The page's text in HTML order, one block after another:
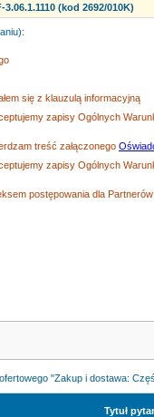
(kod 2692/010K)
się z klauzulą informacyjną
zapisy Ogólnych
treść załączonego
zapisy Ogólnych
postępowania dla
"Zakup i dostawa:
Tytuł